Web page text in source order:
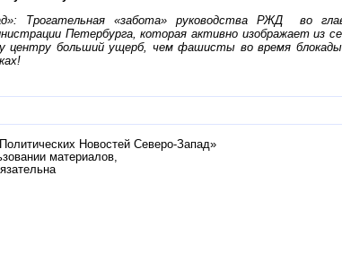
Трогательная «забота» руководства РЖД во
Петербурга, которая активно изображает из
центру больший ущерб, чем фашисты во время
Новостей Северо-Запад»
материалов,